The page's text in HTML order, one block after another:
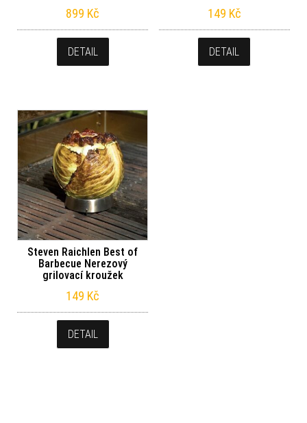
899 Kč
DETAIL
149 Kč
DETAIL
Steven Raichlen Best of
Barbecue Nerezový
grilovací kroužek
149 Kč
DETAIL